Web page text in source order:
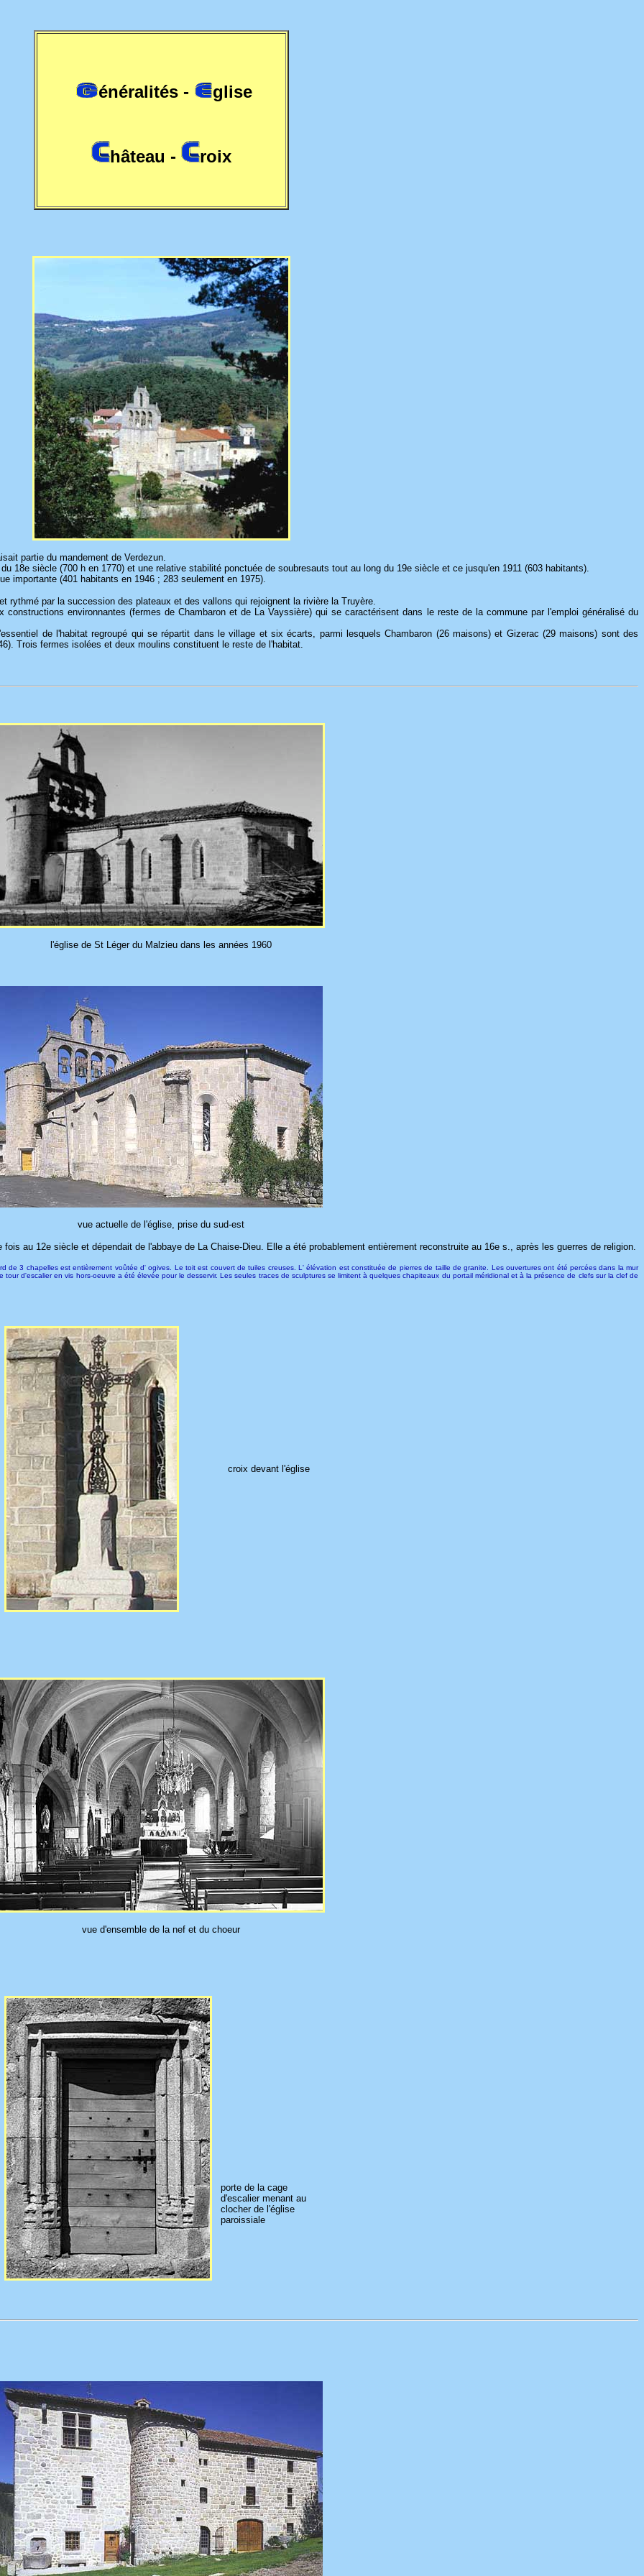
énéralités - glise
hâteau - roix
partie du mandement de Verdezun.
18e siècle (700 h en 1770) et une relative stabilité ponctuée de soubresauts tout au long du 19e siècle et ce jusqu'en 1911 (603 habitants).
importante (401 habitants en 1946 ; 283 seulement en 1975).
rythmé par la succession des plateaux et des vallons qui rejoignent la rivière la Truyère.
environnantes (fermes de Chambaron et de La Vayssière) qui se caractérisent dans le reste de la commune par l'emploi généralisé du
de l'habitat regroupé qui se répartit dans le village et six écarts, parmi lesquels Chambaron (26 maisons) et Gizerac (29 maisons) sont des
Trois fermes isolées et deux moulins constituent le reste de l'habitat.
l'église de St Léger du Malzieu dans les années 1960
vue actuelle de l'église, prise du sud-est
au 12e siècle et dépendait de l'abbaye de La Chaise-Dieu. Elle a été probablement entièrement reconstruite au 16e s., après les guerres de religion.
3 chapelles est entièrement voûtée d' ogives. Le toit est couvert de tuiles creuses. L' élévation est constituée de pierres de taille de granite. Les ouvertures ont été percées dans la mur
d'escalier en vis hors-oeuvre a été élevée pour le desservir. Les seules traces de sculptures se limitent à quelques chapiteaux du portail méridional et à la présence de clefs sur la clef de
croix devant l'église
vue d'ensemble de la nef et du choeur
porte de la cage
d'escalier menant au
clocher de l'église
paroissiale